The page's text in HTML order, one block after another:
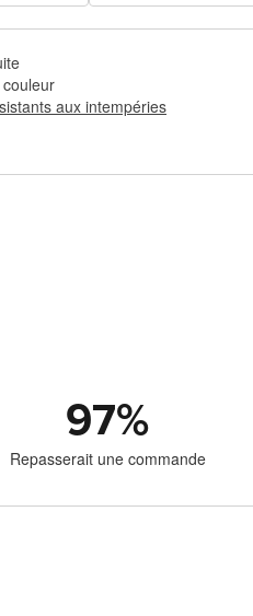
aux intempéries
97%
Repasserait une commande